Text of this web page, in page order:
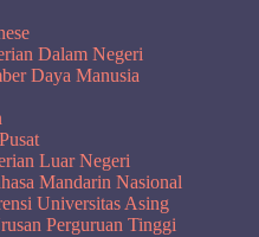
Dalam Negeri
Daya Manusia
Luar Negeri
Mandarin Nasional
Universitas Asing
Perguruan Tinggi